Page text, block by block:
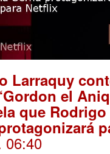
Larraquy
el
que Rodrigo
06:40